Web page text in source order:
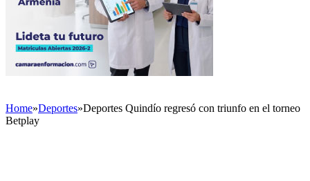
Home»Deportes»Deportes Quindío regresó con triunfo en el torneo
Betplay